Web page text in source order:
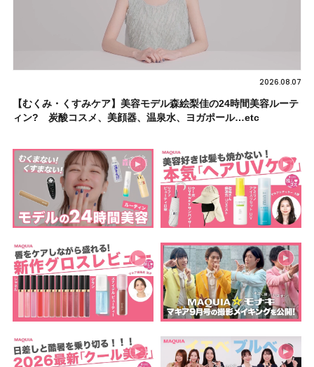
2026.08.07
【むくみ・くすみケア】美容モデル森絵梨佳の24時間美容ルーテ
ィン? 炭酸コスメ、美顔器、温泉水、ヨガポール…etc